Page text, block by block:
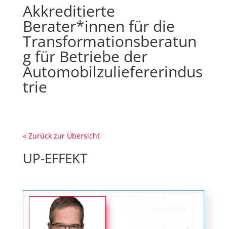
Akkreditierte
Berater*innen für die
Transformationsberatun
g für Betriebe der
Automobilzuliefererindus
trie
« Zurück zur Übersicht
UP-EFFEKT